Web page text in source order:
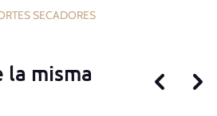
SECADORES
la misma